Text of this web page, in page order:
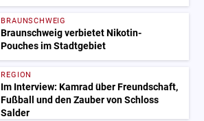
BRAUNSCHWEIG
Braunschweig verbietet Nikotin-
Pouches im Stadtgebiet
REGION
Im Interview: Kamrad über Freundschaft,
Fußball und den Zauber von Schloss
Salder